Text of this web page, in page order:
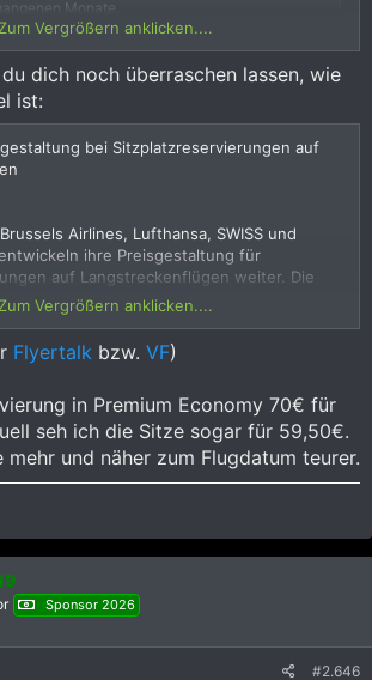
Monate.
www.aerotelegraph.com
die Anzahl der Toilettenbesuche pro
"zu einem günstigen Tarif" an.
sind natürlich nur auf Wunsch der
worden...
Zum Vergrößern anklicken....
dich noch überraschen lassen, wie
ist:
bei Sitzplatzreservierungen auf
Airlines, Lufthansa, SWISS und
ihre Preisgestaltung für
auf Langstreckenflügen weiter. Die
(ASR) werden dynamisch angepasst und
anderem am Buchungszeitpunkt sowie
Bitte beachten Sie, dass dies in Einzelfällen
ASR-Preisen in verschiedenen
ist es, noch besser auf individuelle
einzugehen und passgenaue Angebote
entwickeln, empfehlen wir, die
direkt im
abzurufen. So erhalten Sie jederzeit die
und können Ihre Kund:innen
Zum Vergrößern anklicken....
Flyertalk bzw. VF)
in Premium Economy 70€ für
seh ich die Sitze sogar für 59,50€.
mehr und näher zum Flugdatum teurer.
Sponsor 2026
#2.646